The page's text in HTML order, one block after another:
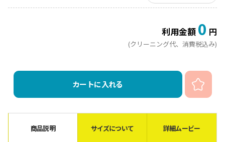
利用金額 0 円
(クリーニング代、消費税込み)
カートに入れる
商品説明 サイズについて 詳細ムービー